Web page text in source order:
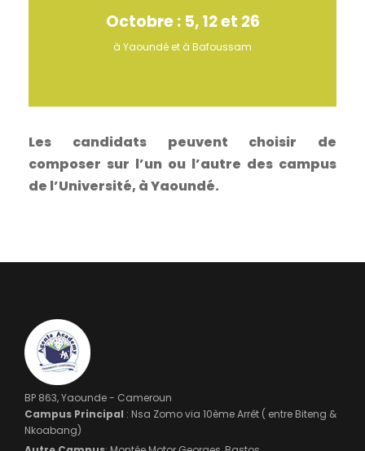
Octobre : 5, 12 et 26
à Yaoundé et à Bafoussam
Les candidats peuvent choisir de
composer sur l’un ou l’autre des campus
de l’Université, à Yaoundé.
BP 863, Yaounde - Cameroun
Campus Principal : Nsa Zomo via 10ème Arrêt ( entre Biteng &
Nkoabang)